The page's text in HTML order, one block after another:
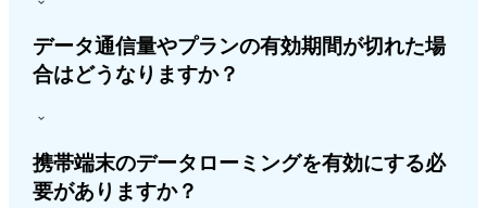
データ通信量やプランの有効期間が切れた場
合はどうなりますか？
携帯端末のデータローミングを有効にする必
要がありますか？